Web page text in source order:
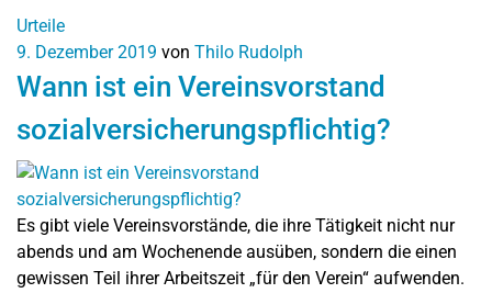
Urteile
9. Dezember 2019 von Thilo Rudolph
Wann ist ein Vereinsvorstand
sozialversicherungspflichtig?
Es gibt viele Vereinsvorstände, die ihre Tätigkeit nicht nur
abends und am Wochenende ausüben, sondern die einen
gewissen Teil ihrer Arbeitszeit „für den Verein“ aufwenden.